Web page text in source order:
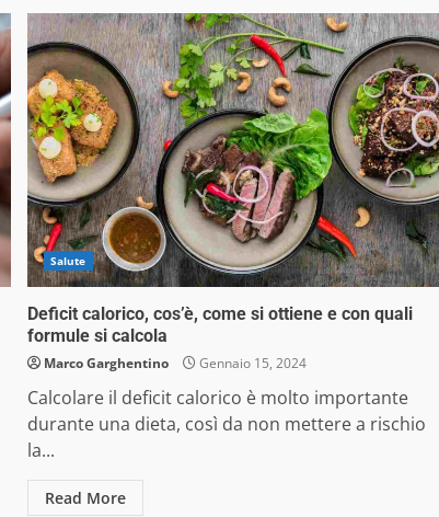
Salute
Deficit calorico, cos’è, come si ottiene e con quali
formule si calcola
Marco Garghentino Gennaio 15, 2024
Calcolare il deficit calorico è molto importante
durante una dieta, così da non mettere a rischio
la...
Read More